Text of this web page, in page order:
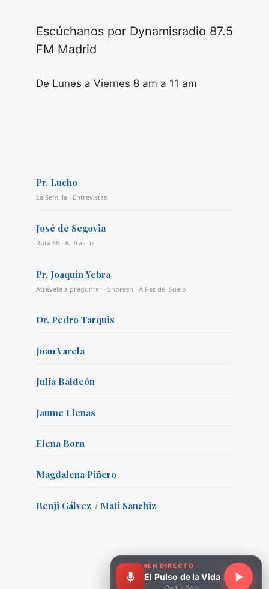
EN DIRECTO
El Pulso de la Vida
Escúchanos por Dynamisradio 87.5
FM Madrid
De Lunes a Viernes 8 am a 11 am
Pr. Lucho
La Semilla · Entrevistas
José de Segovia
Ruta 66 · Al Trasluz
Pr. Joaquín Yebra
Atrévete a preguntar · Shoresh · A Ras del Suelo
Dr. Pedro Tarquis
Juan Varela
Julia Baldeón
Jaume Llenas
Elena Born
Magdalena Piñero
Benji Gálvez i Mati Sanchiz